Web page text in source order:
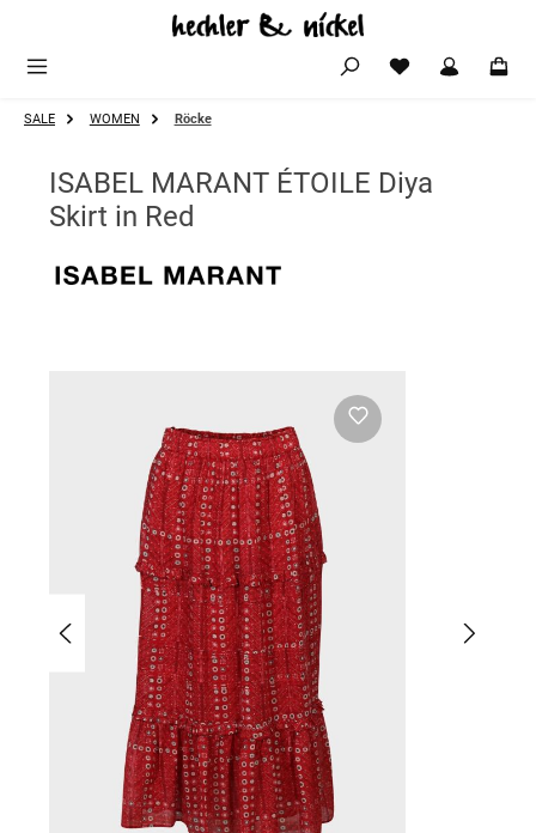
Zum Hauptinhalt springen
SALE WOMEN Röcke
ISABEL MARANT ÉTOILE Diya
Skirt in Red